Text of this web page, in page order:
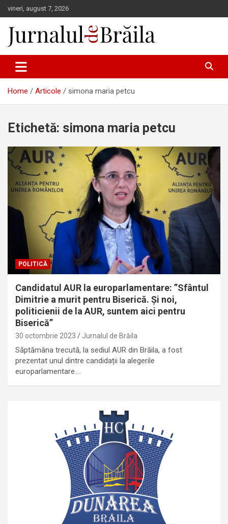
Skip
to
content
vineri, august 7, 2026
Jurnalul de Brăila
Home Articole simona maria petcu
Etichetă: simona maria petcu
POLITICĂ
Candidatul AUR la europarlamentare: ”Sfântul
Dimitrie a murit pentru Biserică. Și noi,
politicienii de la AUR, suntem aici pentru
Biserică”
30 octombrie 2023 Jurnalul de Brăila
Săptămâna trecută, la sediul AUR din Brăila, a fost
prezentat unul dintre candidații la alegerile
europarlamentare.…